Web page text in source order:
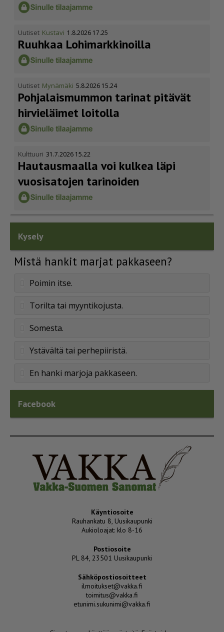
Uutiset Kustavi 1.8.2026 17.25
Ruuhkaa Lohimark­ki­noilla
Uutiset Mynämäki 5.8.2026 15.24
Pohja­lais­mummon tarinat pitävät
hirvieläimet loitolla
Kulttuuri 31.7.2026 15.22
Hautausmaalla voi kulkea läpi
vuosisatojen tarinoiden
Kysely
Mistä hankit marjat pakkaseen?
Poimin itse.
Torilta tai myyntikojusta.
Somesta.
Ystävältä tai perhepiiristä.
En hanki marjoja pakkaseen.
Facebook
Käyntiosoite
Rauhankatu 8, Uusikaupunki
Aukioloajat: klo 8-16
Postiosoite
PL 84, 23501 Uusikaupunki
Sähköpostiosoitteet
ilmoitukset@vakka.fi
toimitus@vakka.fi
etunimi.sukunimi@vakka.fi